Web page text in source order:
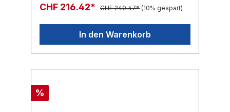
CHF 216.42* CHF 240.47* (10% gespart)
In den Warenkorb
%